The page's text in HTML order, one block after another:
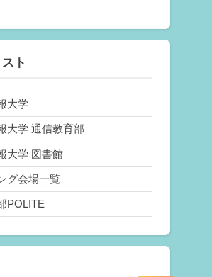
ト
大学
大学 通信教育部
大学 図書館
グ会場一覧
POLITE